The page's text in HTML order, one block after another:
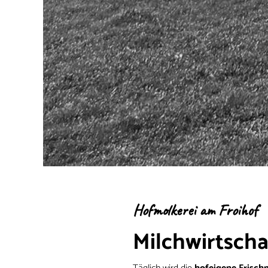
Hofmolkerei am Froihof